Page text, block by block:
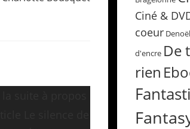
Ciné &
coeur Denoël
d'encre De
rien